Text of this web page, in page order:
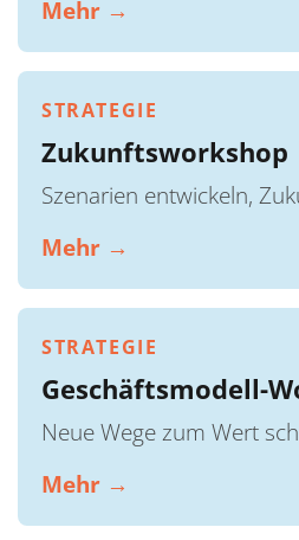
Mehr →
STRATEGIE
Zukunftsworkshop
Szenarien entwickeln,
Mehr →
STRATEGIE
Geschäftsmodell-
Neue Wege zum Wert
Mehr →